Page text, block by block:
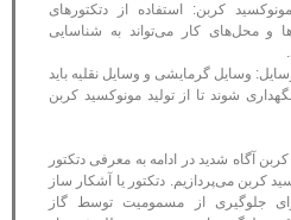
کربن: استفاده از دتکتورهای
و محل‌های کار می‌تواند به شناسایی
وسایل گرمایشی و وسایل نقلیه باید
شوند تا از تولید مونوکسید کربن
آگاه شدید در ادامه به معرفی دتکتور
کربن می‌پردازیم. دتکتور یا آشکار ساز
جلوگیری از مسمومیت توسط گاز